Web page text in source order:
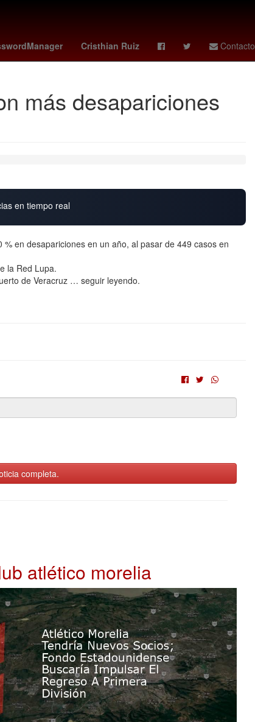
Cristhian Ruiz Contacto
Ana Gabriel araujo Harrison Ford
más desapariciones
en tiempo real
en desapariciones en un año, al pasar de 449 casos en
la Red Lupa.
de Veracruz … seguir leyendo.
completa.
atlético morelia